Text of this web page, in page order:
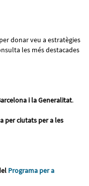
donar veu a estratègies
les més destacades
i la Generalitat.
per ciutats per a les
Programa per a